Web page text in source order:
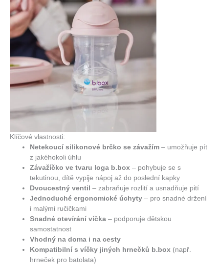
Klíčové vlastnosti:
Netekoucí silikonové brčko se závažím – umožňuje pít
z jakéhokoli úhlu
Závažíčko ve tvaru loga b.box – pohybuje se s
tekutinou, dítě vypije nápoj až do poslední kapky
Dvoucestný ventil – zabraňuje rozlití a usnadňuje pití
Jednoduché ergonomické úchyty – pro snadné držení
i malými ručičkami
Snadné otevírání víčka – podporuje dětskou
samostatnost
Vhodný na doma i na cesty
Kompatibilní s víčky jiných hrnečků b.box (např.
hrneček pro batolata)